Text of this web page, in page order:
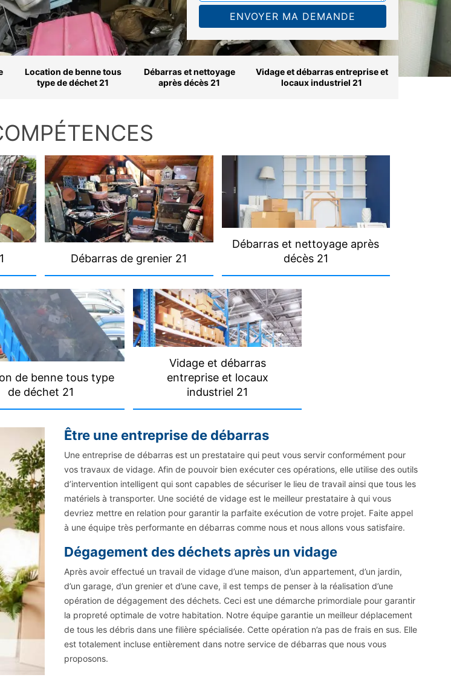
Location de benne tous
type de déchet 21
Débarras et nettoyage
après décès 21
Vidage et débarras entreprise et
locaux industriel 21
Débarras de grenier 21
Débarras et nettoyage après
décès 21
de benne tous type
de déchet 21
Vidage et débarras
entreprise et locaux
industriel 21
Être une entreprise de débarras
Une entreprise de débarras est un prestataire qui peut vous servir conformément pour
vos travaux de vidage. Afin de pouvoir bien exécuter ces opérations, elle utilise des outils
d’intervention intelligent qui sont capables de sécuriser le lieu de travail ainsi que tous les
matériels à transporter. Une société de vidage est le meilleur prestataire à qui vous
devriez mettre en relation pour garantir la parfaite exécution de votre projet. Faite appel
à une équipe très performante en débarras comme nous et nous allons vous satisfaire.
Dégagement des déchets après un vidage
Après avoir effectué un travail de vidage d’une maison, d’un appartement, d’un jardin,
d’un garage, d’un grenier et d’une cave, il est temps de penser à la réalisation d’une
opération de dégagement des déchets. Ceci est une démarche primordiale pour garantir
la propreté optimale de votre habitation. Notre équipe garantie un meilleur déplacement
de tous les débris dans une filière spécialisée. Cette opération n’a pas de frais en sus. Elle
est totalement incluse entièrement dans notre service de débarras que nous vous
proposons.